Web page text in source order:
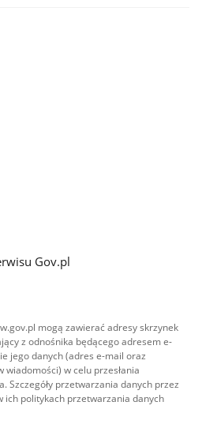
Gov.pl
mogą zawierać adresy skrzynek
z odnośnika będącego adresem e-
jego danych (adres e-mail oraz
w celu przesłania
Szczegóły przetwarzania danych przez
ich politykach przetwarzania danych